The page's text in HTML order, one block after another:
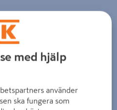
med hjälp
använder
ska fungera som